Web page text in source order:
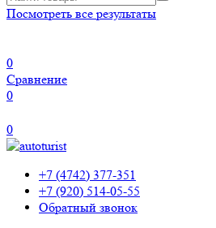
Посмотреть все результаты
0
Сравнение
0
0
+7 (4742) 377-351
+7 (920) 514-05-55
Обратный звонок